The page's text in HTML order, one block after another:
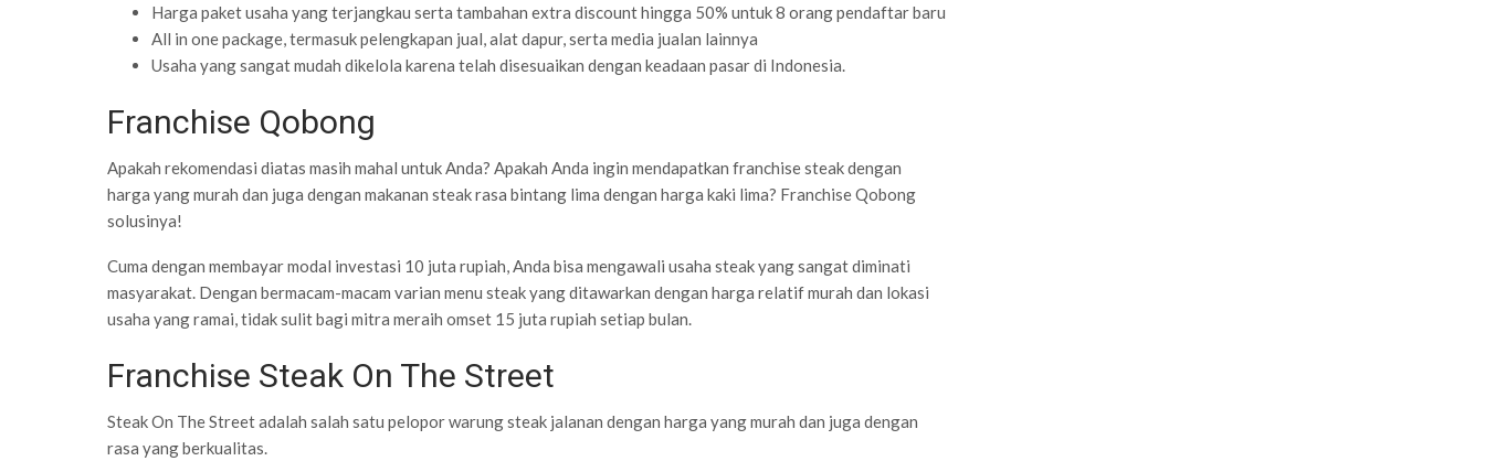
Harga paket usaha yang terjangkau serta tambahan extra discount hingga 50% untuk 8 orang pendaftar baru
All in one package, termasuk pelengkapan jual, alat dapur, serta media jualan lainnya
Usaha yang sangat mudah dikelola karena telah disesuaikan dengan keadaan pasar di Indonesia.
Franchise Qobong
Apakah rekomendasi diatas masih mahal untuk Anda? Apakah Anda ingin mendapatkan franchise steak dengan
harga yang murah dan juga dengan makanan steak rasa bintang lima dengan harga kaki lima? Franchise Qobong
solusinya!
Cuma dengan membayar modal investasi 10 juta rupiah, Anda bisa mengawali usaha steak yang sangat diminati
masyarakat. Dengan bermacam-macam varian menu steak yang ditawarkan dengan harga relatif murah dan lokasi
usaha yang ramai, tidak sulit bagi mitra meraih omset 15 juta rupiah setiap bulan.
Franchise Steak On The Street
Steak On The Street adalah salah satu pelopor warung steak jalanan dengan harga yang murah dan juga dengan
rasa yang berkualitas.